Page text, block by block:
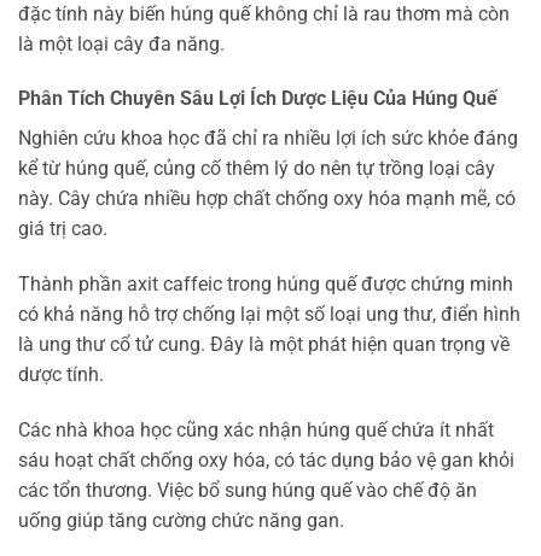
đặc tính này biến húng quế không chỉ là rau thơm mà còn
là một loại cây đa năng.
Phân Tích Chuyên Sâu Lợi Ích Dược Liệu Của Húng Quế
Nghiên cứu khoa học đã chỉ ra nhiều lợi ích sức khỏe đáng
kể từ húng quế, củng cố thêm lý do nên tự trồng loại cây
này. Cây chứa nhiều hợp chất chống oxy hóa mạnh mẽ, có
giá trị cao.
Thành phần axit caffeic trong húng quế được chứng minh
có khả năng hỗ trợ chống lại một số loại ung thư, điển hình
là ung thư cổ tử cung. Đây là một phát hiện quan trọng về
dược tính.
Các nhà khoa học cũng xác nhận húng quế chứa ít nhất
sáu hoạt chất chống oxy hóa, có tác dụng bảo vệ gan khỏi
các tổn thương. Việc bổ sung húng quế vào chế độ ăn
uống giúp tăng cường chức năng gan.